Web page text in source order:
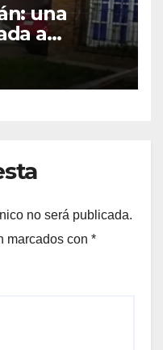
una
a
a sus tres
no será publicada.
marcados con *